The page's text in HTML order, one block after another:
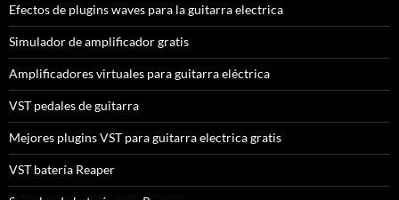
Efectos de plugins waves para la guitarra electrica
Simulador de amplificador gratis
Amplificadores virtuales para guitarra eléctrica
VST pedales de guitarra
Mejores plugins VST para guitarra electrica gratis
VST batería Reaper